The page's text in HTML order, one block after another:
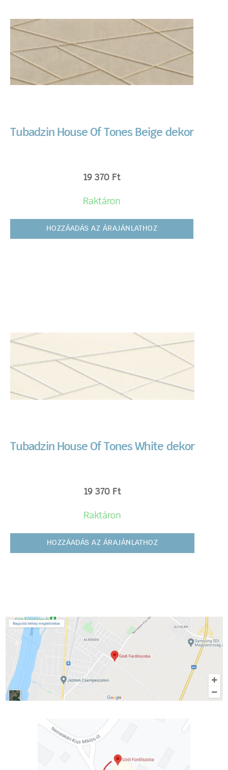
Tubadzin House Of Tones Beige dekor
19 370 Ft
Raktáron
HOZZÁADÁS AZ ÁRAJÁNLATHOZ
Tubadzin House Of Tones White dekor
19 370 Ft
Raktáron
HOZZÁADÁS AZ ÁRAJÁNLATHOZ